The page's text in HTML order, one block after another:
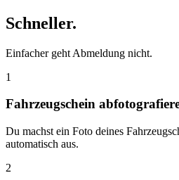
Schneller.
Einfacher geht Abmeldung nicht.
1
Fahrzeugschein
Du machst ein Foto deines
automatisch aus.
2